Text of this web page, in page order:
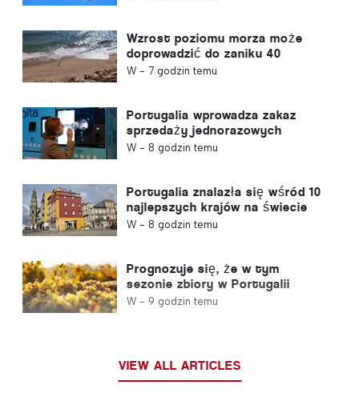
Wzrost poziomu morza może
doprowadzić do zaniku 40
procent portugalskich plaż
W - 7 godzin temu
Portugalia wprowadza zakaz
sprzedaży jednorazowych
pojemników na napoje bez znaku
W - 8 godzin temu
Portugalia znalazła się wśród 10
najlepszych krajów na świecie
dla emigrantów
W - 8 godzin temu
Prognozuje się, że w tym
sezonie zbiory w Portugalii
wzrosną o 12%
W - 9 godzin temu
VIEW ALL ARTICLES